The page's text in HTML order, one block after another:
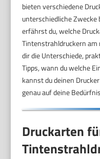
bieten verschiedene
unterschiedliche Zwecke
erfährst du, welche
Tintenstrahldruckern am
dir die Unterschiede,
Tipps, wann du welche
kannst du deinen
genau auf deine
Druckarten